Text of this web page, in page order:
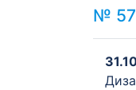
№